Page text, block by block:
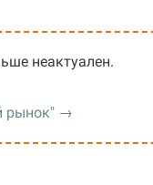
неактуален.
рынок" →